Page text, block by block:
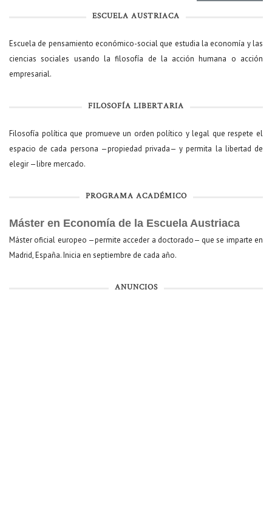
ESCUELA AUSTRIACA
Escuela de pensamiento económico-social que estudia la economía y las
ciencias sociales usando la filosofía de la acción humana o acción
empresarial.
FILOSOFÍA LIBERTARIA
Filosofía política que promueve un orden político y legal que respete el
espacio de cada persona —propiedad privada— y permita la libertad de
elegir —libre mercado.
PROGRAMA ACADÉMICO
Máster en Economía de la Escuela Austriaca
Máster oficial europeo —permite acceder a doctorado— que se imparte en
Madrid, España. Inicia en septiembre de cada año.
ANUNCIOS